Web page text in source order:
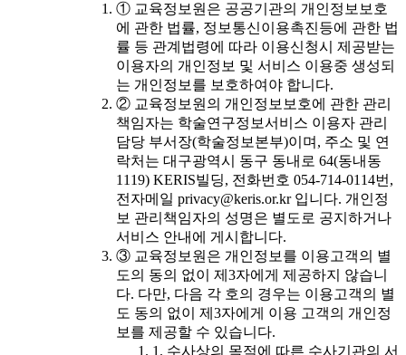
① 교육정보원은 공공기관의 개인정보보호
에 관한 법률, 정보통신이용촉진등에 관한 법
률 등 관계법령에 따라 이용신청시 제공받는
이용자의 개인정보 및 서비스 이용중 생성되
는 개인정보를 보호하여야 합니다.
② 교육정보원의 개인정보보호에 관한 관리
책임자는 학술연구정보서비스 이용자 관리
담당 부서장(학술정보본부)이며, 주소 및 연
락처는 대구광역시 동구 동내로 64(동내동
1119) KERIS빌딩, 전화번호 054-714-0114번,
전자메일 privacy@keris.or.kr 입니다. 개인정
보 관리책임자의 성명은 별도로 공지하거나
서비스 안내에 게시합니다.
③ 교육정보원은 개인정보를 이용고객의 별
도의 동의 없이 제3자에게 제공하지 않습니
다. 다만, 다음 각 호의 경우는 이용고객의 별
도 동의 없이 제3자에게 이용 고객의 개인정
보를 제공할 수 있습니다.
1. 수사상의 목적에 따른 수사기관의 서